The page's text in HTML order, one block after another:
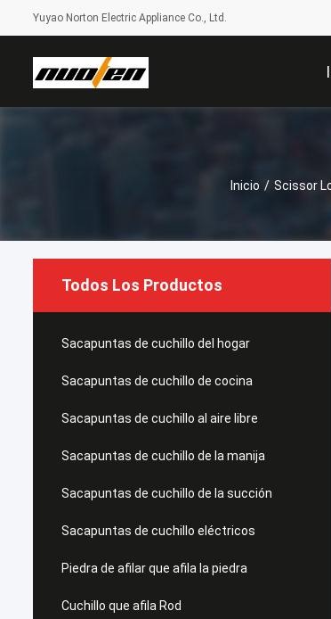
Yuyao Norton Electric Appliance Co., Ltd.
Inicio / Scissor
Todos Los Productos
Sacapuntas de cuchillo del hogar
Sacapuntas de cuchillo de cocina
Sacapuntas de cuchillo al aire libre
Sacapuntas de cuchillo de la manija
Sacapuntas de cuchillo de la succión
Sacapuntas de cuchillo eléctricos
Piedra de afilar que afila la piedra
Cuchillo que afila Rod